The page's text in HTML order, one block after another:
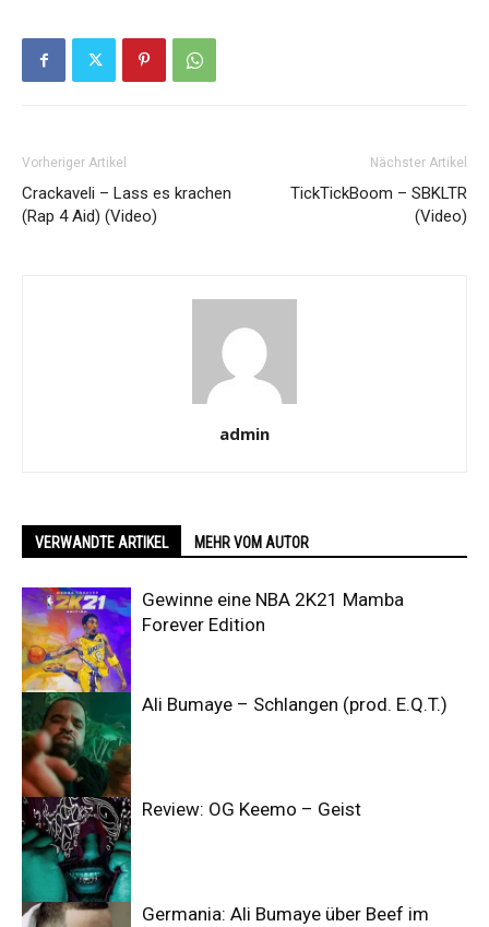
Vorheriger Artikel
Crackaveli – Lass es krachen
(Rap 4 Aid) (Video)
Nächster Artikel
TickTickBoom – SBKLTR
(Video)
admin
VERWANDTE ARTIKEL MEHR VOM AUTOR
Gewinne eine NBA 2K21 Mamba
Forever Edition
Ali Bumaye – Schlangen (prod. E.Q.T.)
Review: OG Keemo – Geist
Germania: Ali Bumaye über Beef im